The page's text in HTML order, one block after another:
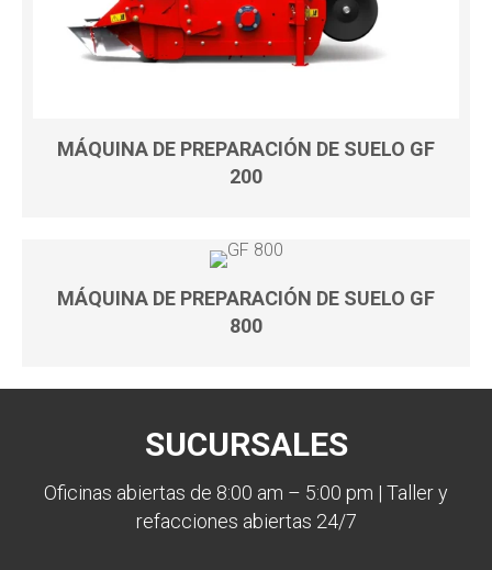
MÁQUINA DE PREPARACIÓN DE SUELO GF
200
MÁQUINA DE PREPARACIÓN DE SUELO GF
800
SUCURSALES
Oficinas abiertas de 8:00 am – 5:00 pm | Taller y
refacciones abiertas 24/7